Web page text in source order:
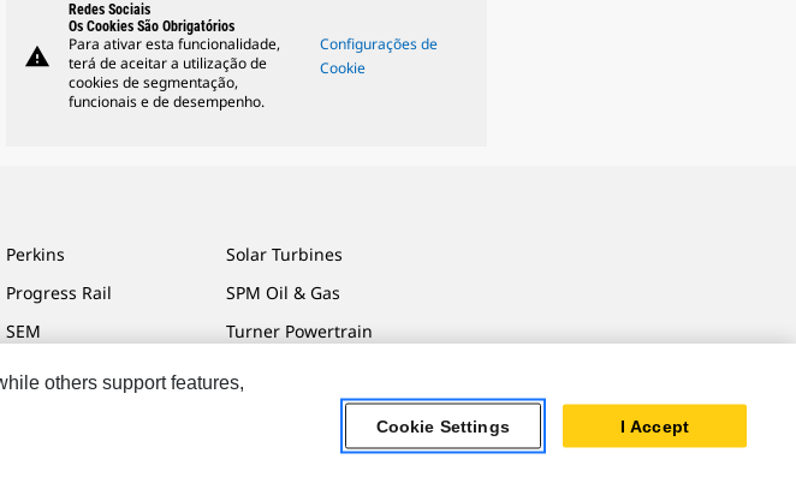
warning
Redes Sociais
Os Cookies São Obrigatórios
Para ativar esta funcionalidade,
terá de aceitar a utilização de
cookies de segmentação,
funcionais e de desempenho.
Configurações de
Cookie
Perkins
Progress Rail
SEM
Solar Turbines
SPM Oil & Gas
Turner Powertrain
others support features,
Cookie Settings I Accept